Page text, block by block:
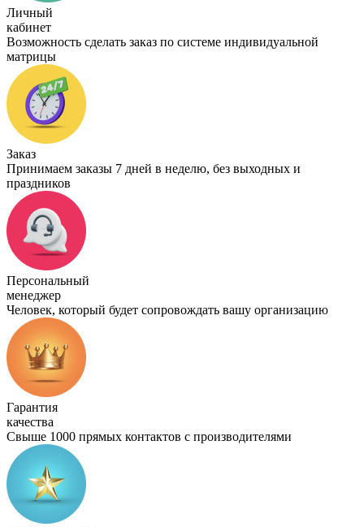
Личный
кабинет
Возможность сделать заказ по системе индивидуальной
матрицы
Заказ
Принимаем заказы 7 дней в неделю, без выходных и
праздников
Персональный
менеджер
Человек, который будет сопровождать вашу организацию
Гарантия
качества
Свыше 1000 прямых контактов с производителями